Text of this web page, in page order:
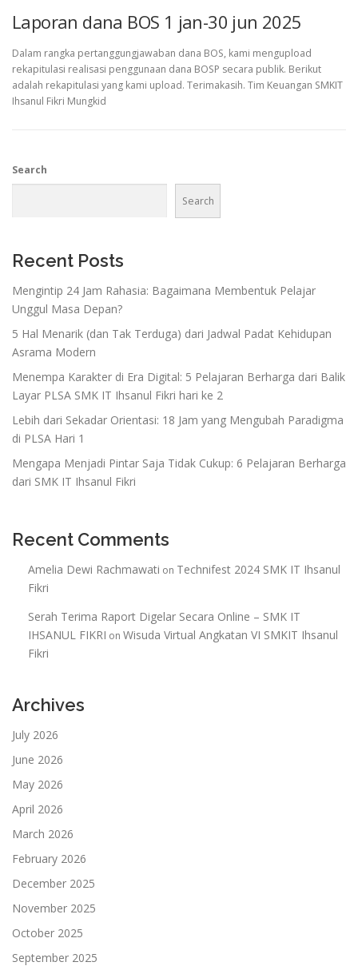
Laporan dana BOS 1 jan-30 jun 2025
Dalam rangka pertanggungjawaban dana BOS, kami mengupload
rekapitulasi realisasi penggunaan dana BOSP secara publik. Berikut
adalah rekapitulasi yang kami upload. Terimakasih. Tim Keuangan SMKIT
Ihsanul Fikri Mungkid
Search
Search
Recent Posts
Mengintip 24 Jam Rahasia: Bagaimana Membentuk Pelajar
Unggul Masa Depan?
5 Hal Menarik (dan Tak Terduga) dari Jadwal Padat Kehidupan
Asrama Modern
Menempa Karakter di Era Digital: 5 Pelajaran Berharga dari Balik
Layar PLSA SMK IT Ihsanul Fikri hari ke 2
Lebih dari Sekadar Orientasi: 18 Jam yang Mengubah Paradigma
di PLSA Hari 1
Mengapa Menjadi Pintar Saja Tidak Cukup: 6 Pelajaran Berharga
dari SMK IT Ihsanul Fikri
Recent Comments
Amelia Dewi Rachmawati on Technifest 2024 SMK IT Ihsanul
Fikri
Serah Terima Raport Digelar Secara Online – SMK IT
IHSANUL FIKRI on Wisuda Virtual Angkatan VI SMKIT Ihsanul
Fikri
Archives
July 2026
June 2026
May 2026
April 2026
March 2026
February 2026
December 2025
November 2025
October 2025
September 2025